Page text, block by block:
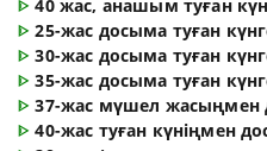
ᐈ40 жас, анашым туған
ᐈ25-жас досыма туған
ᐈ30-жас досыма туған
ᐈ35-жас досыма туған
ᐈ37-жас мүшел жасыңмен
ᐈ40-жас туған күніңмен